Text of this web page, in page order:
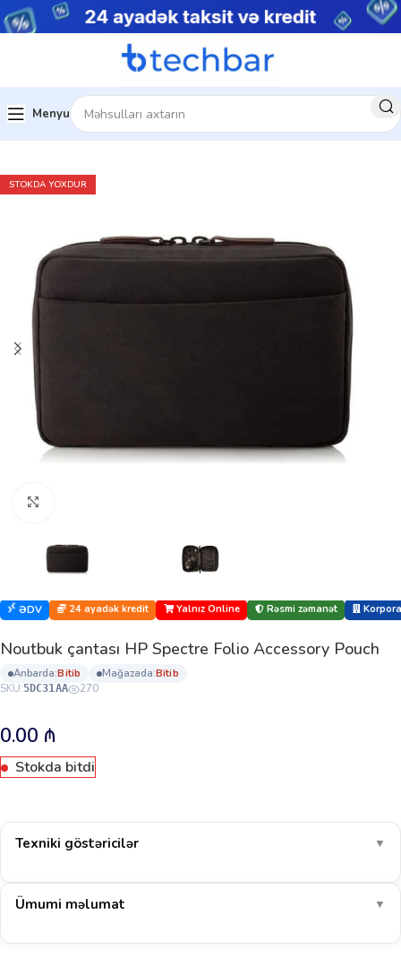
Menyu
Kompüter aksesuarları Noutbuk Çantaları
STOKDA YOXDUR
ƏDV 24 ayadək kredit Yalnız Online Rəsmi zəmanət
Noutbuk çantası HP Spectre Folio Accessory Pouch
anbarda: bi̇ti̇b mağazada: bi̇ti̇b
SKU:5DC31AA 270
0.00 ₼
Stokda bitdi
Texniki göstəricilər ▼
Ümumi məlumat ▼